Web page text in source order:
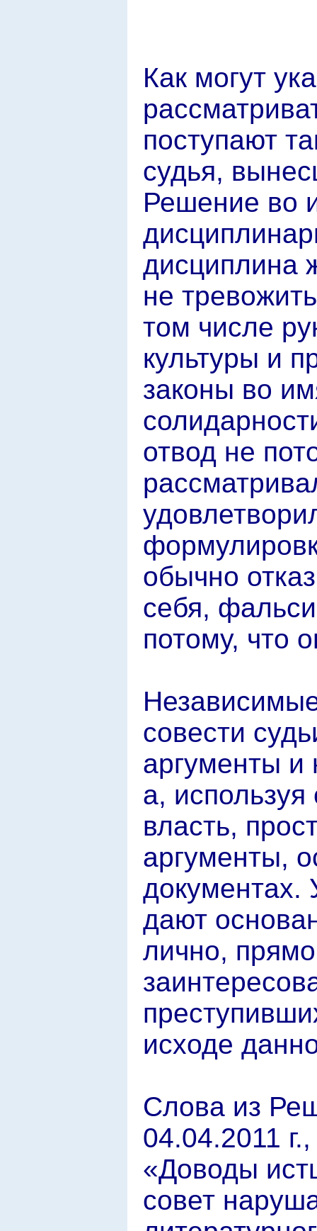
Как могут
поступают
судья,
Решение во
дисциплина
не
том числе
культуры и
законы во
отвод не
обычно
себя,
потому, что
совести
аргументы и
а,
власть,
аргументы,
документах.
дают
лично,
исходе
Слова из
04.04.2011
«Доводы
совет